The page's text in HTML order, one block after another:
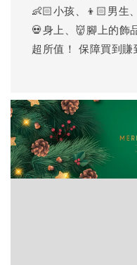
👶🏻小孩、👦🏻男生
💀身上、👹腳上的飾
超所值！ 保障買到